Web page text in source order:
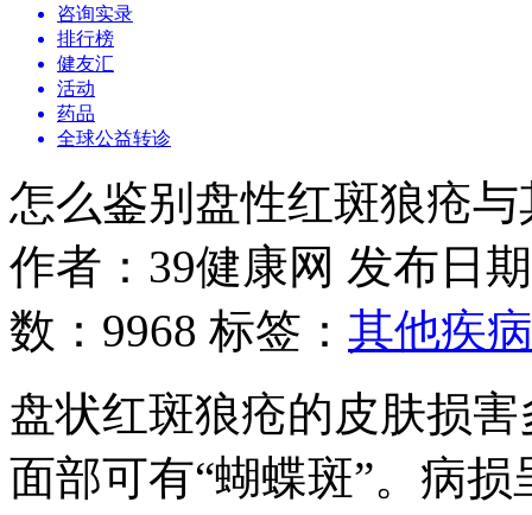
咨询实录
排行榜
健友汇
活动
药品
全球公益转诊
怎么鉴别盘性红斑狼疮
作者：39健康网 发布日
数： 9968 标签： 其他疾病
盘状红斑狼疮的皮肤损
面部可有“蝴蝶斑”。病